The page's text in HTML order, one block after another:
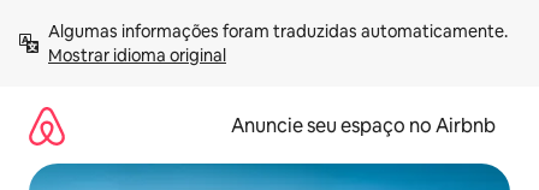
para
Mostrar idioma original
Anuncie seu espaço no Airbnb